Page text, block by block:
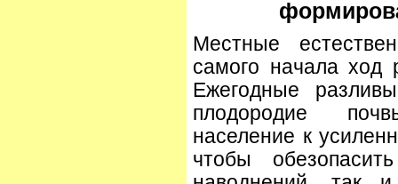
Местные
самого начала ход
Ежегодные
плодородие
население к
чтобы